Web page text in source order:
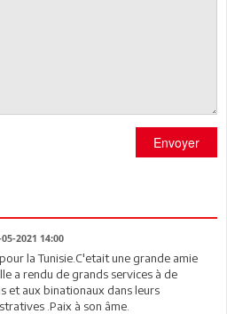
Envoyer
2021 14:00
la Tunisie.C'etait une grande amie
a rendu de grands services à de
et aux binationaux dans leurs
.Paix à son âme.